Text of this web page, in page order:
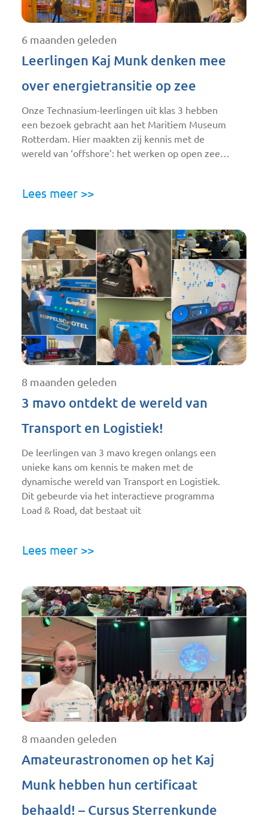
6 maanden geleden
Leerlingen Kaj Munk denken mee
over energietransitie op zee
Onze Technasium-leerlingen uit klas 3 hebben
een bezoek gebracht aan het Maritiem Museum
Rotterdam. Hier maakten zij kennis met de
wereld van ‘offshore’: het werken op open zee…
Lees meer >>
8 maanden geleden
3 mavo ontdekt de wereld van
Transport en Logistiek!
De leerlingen van 3 mavo kregen onlangs een
unieke kans om kennis te maken met de
dynamische wereld van Transport en Logistiek.
Dit gebeurde via het interactieve programma
Load & Road, dat bestaat uit
Lees meer >>
8 maanden geleden
Amateurastronomen op het Kaj
Munk hebben hun certificaat
behaald! – Cursus Sterrenkunde